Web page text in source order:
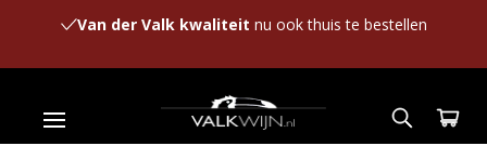
Van der Valk kwaliteit nu ook thuis te bestellen